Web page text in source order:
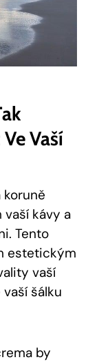
Vaší
koruně
vaší kávy a
Tento
estetickým
vaší
šálku
by